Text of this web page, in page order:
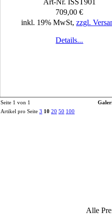
Art-Nr. ISST901
709,00 €
inkl. 19% MwSt, zzgl.
Details...
Seite 1 von 1
Artikel pro Seite 3 10 20 50 100
Alle